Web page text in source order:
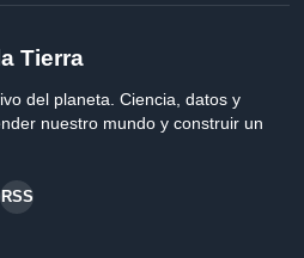
Tierra
del planeta. Ciencia, datos y
nuestro mundo y construir un
RSS